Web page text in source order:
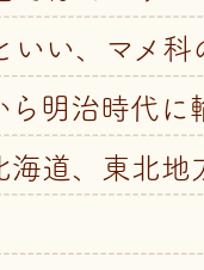
いい、マメ科
ら明治時代に
海道、東北地